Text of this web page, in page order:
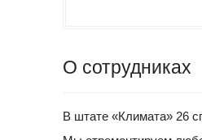
О сотрудниках
В штате «Климата» 26